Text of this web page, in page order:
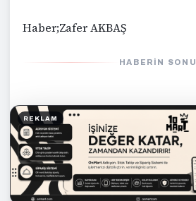
Haber;Zafer AKBAŞ
HABERIN SONU
REKLAM